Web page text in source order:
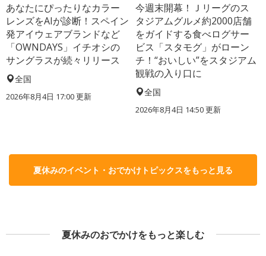
あなたにぴったりなカラー
レンズをAIが診断！スペイン
発アイウェアブランドなど
「OWNDAYS」イチオシの
サングラスが続々リリース
全国
2026年8月4日 17:00更新
今週末開幕！Ｊリーグのス
タジアムグルメ約2000店舗
をガイドする食べログサー
ビス「スタモグ」がローン
チ！“おいしい”をスタジアム
観戦の入り口に
全国
2026年8月4日 14:50更新
夏休みのイベント・おでかけトピックスをもっと見る
夏休みのおでかけをもっと楽しむ